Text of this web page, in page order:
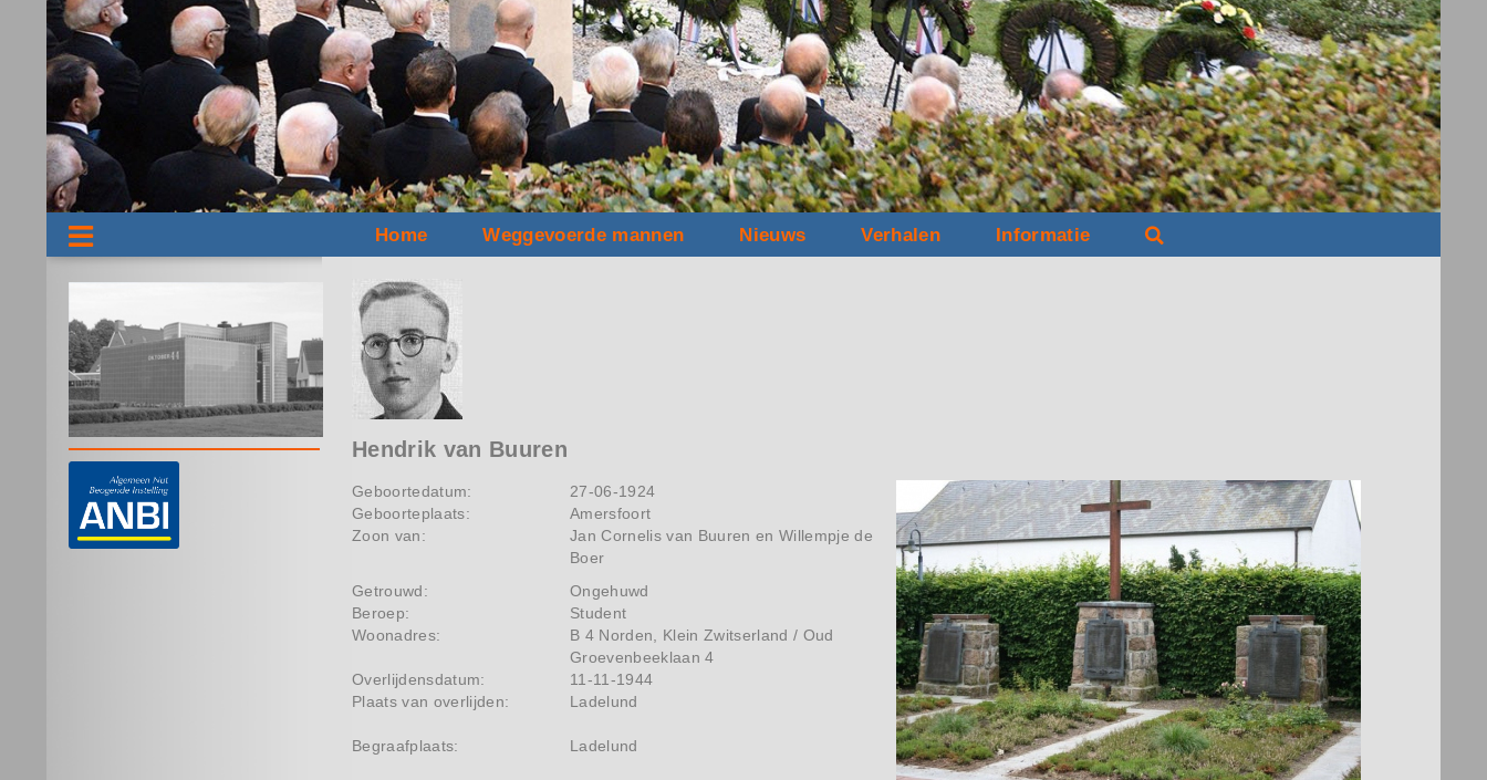
Home Weggevoerde mannen Nieuws Verhalen Informatie
Hendrik van Buuren
Geboortedatum:
27-06-1924
Geboorteplaats:
Amersfoort
Zoon van:
Jan Cornelis van Buuren en Willempje de
Boer
Getrouwd:
Ongehuwd
Beroep:
Student
Woonadres:
B 4 Norden, Klein Zwitserland / Oud
Groevenbeeklaan 4
Overlijdensdatum:
11-11-1944
Plaats van overlijden:
Ladelund
Begraafplaats: Ladelund